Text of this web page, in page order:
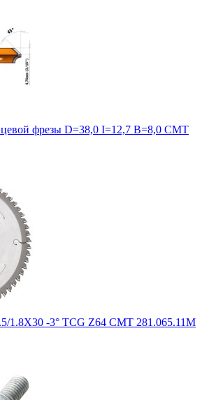
фрезы D=38,0 I=12,7 B=8,0 CMT
1.8X30 -3° TCG Z64 CMT 281.065.11M